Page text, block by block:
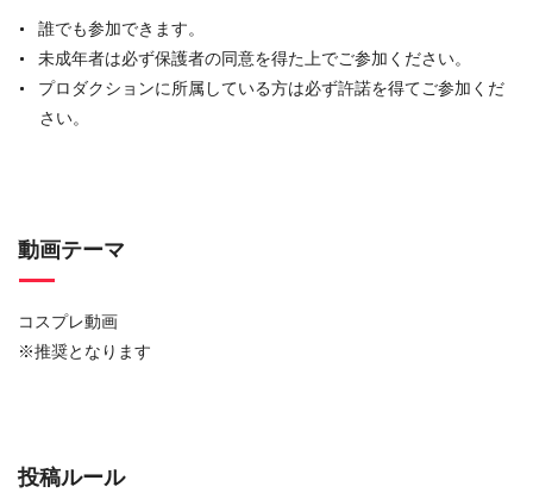
誰でも参加できます。
未成年者は必ず保護者の同意を得た上でご参加ください。
プロダクションに所属している方は必ず許諾を得てご参加くだ
さい。
動画テーマ
コスプレ動画
※推奨となります
投稿ルール